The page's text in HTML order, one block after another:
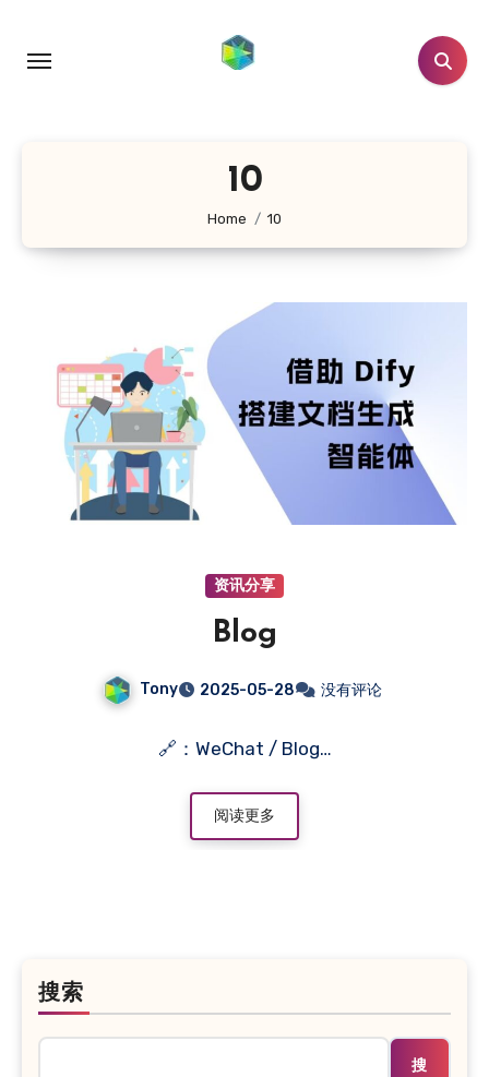
10
Home 10
资讯分享
Blog
Tony 2025-05-28 没有评论
🔗：WeChat / Blog…
阅读更多
搜索
搜